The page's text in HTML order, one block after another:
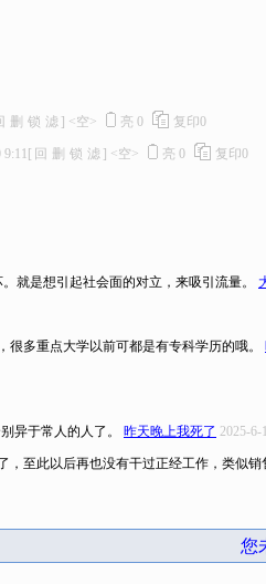
删 锁 滤 ] <空> 亮 0 复印0
9:11 [ 回 删 锁 滤 ] <空> 亮 0 复印0
就是想引起社会面的对立，来吸引流量。
多重点大学以前可都是有专科学历的哦。
异于常人的人了。 昨天晚上我死了 2025-6-
至此以后再也没有干过正经工作，类似
您